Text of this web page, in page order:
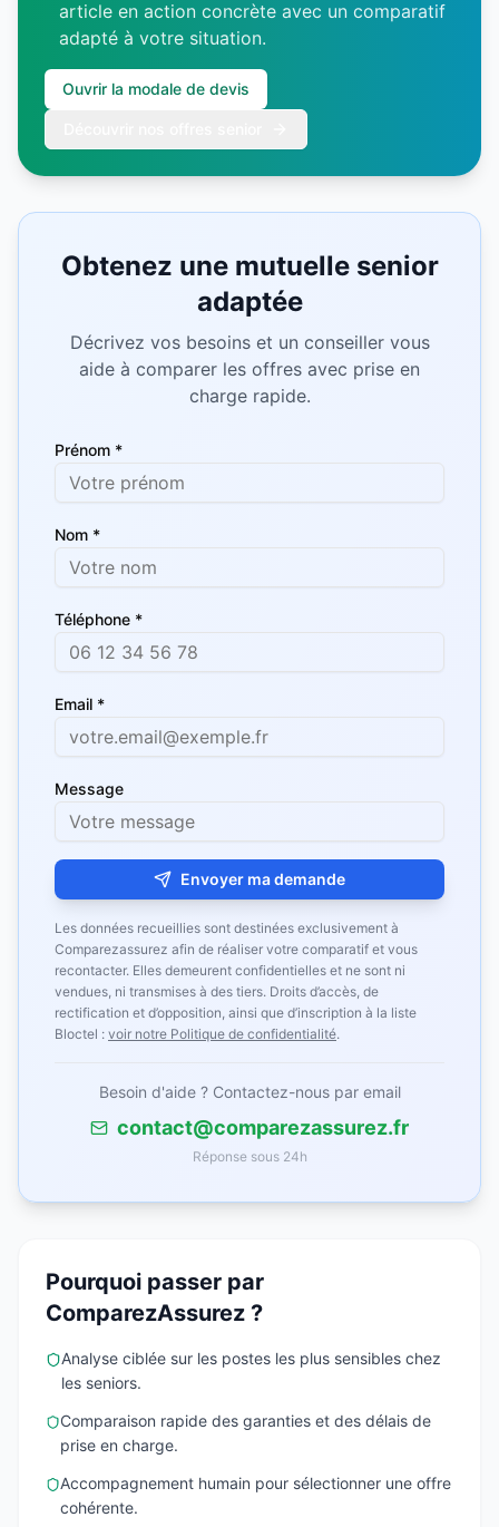
article en action concrète avec un comparatif
adapté à votre situation.
Ouvrir la modale de devis
Obtenez une mutuelle senior
adaptée
Décrivez vos besoins et un conseiller vous
aide à comparer les offres avec prise en
charge rapide.
Prénom *
Nom *
Téléphone *
Email *
Message
Envoyer ma demande
Les données recueillies sont destinées exclusivement à
Comparezassurez afin de réaliser votre comparatif et vous
recontacter. Elles demeurent confidentielles et ne sont ni
vendues, ni transmises à des tiers. Droits d’accès, de
rectification et d’opposition, ainsi que d’inscription à la liste
Bloctel : voir notre Politique de confidentialité.
Besoin d'aide ? Contactez-nous par email
contact@comparezassurez.fr
Réponse sous 24h
Pourquoi passer par
ComparezAssurez ?
Analyse ciblée sur les postes les plus sensibles chez
les seniors.
Comparaison rapide des garanties et des délais de
prise en charge.
Accompagnement humain pour sélectionner une offre
cohérente.